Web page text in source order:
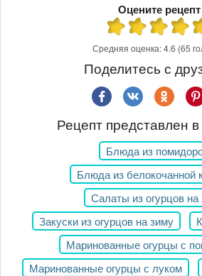
Оцените рецепт
Средняя оценка:4.6 (65
Поделитесь с
Рецепт представлен
Блюда из
Блюда из белокочанной
Салаты из огурцов на
Закуски из огурцов на зиму
Маринованные огурцы с
Маринованные огурцы с луком